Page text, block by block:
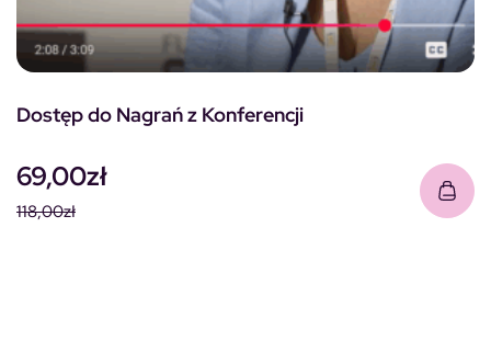
Dostęp do Nagrań z Konferencji
118,00zł
69,00zł